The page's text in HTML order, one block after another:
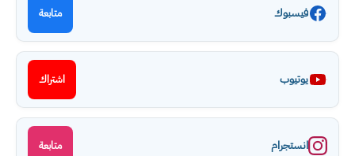
فيسبوك متابعة
يوتيوب اشتراك
انستجرام متابعة